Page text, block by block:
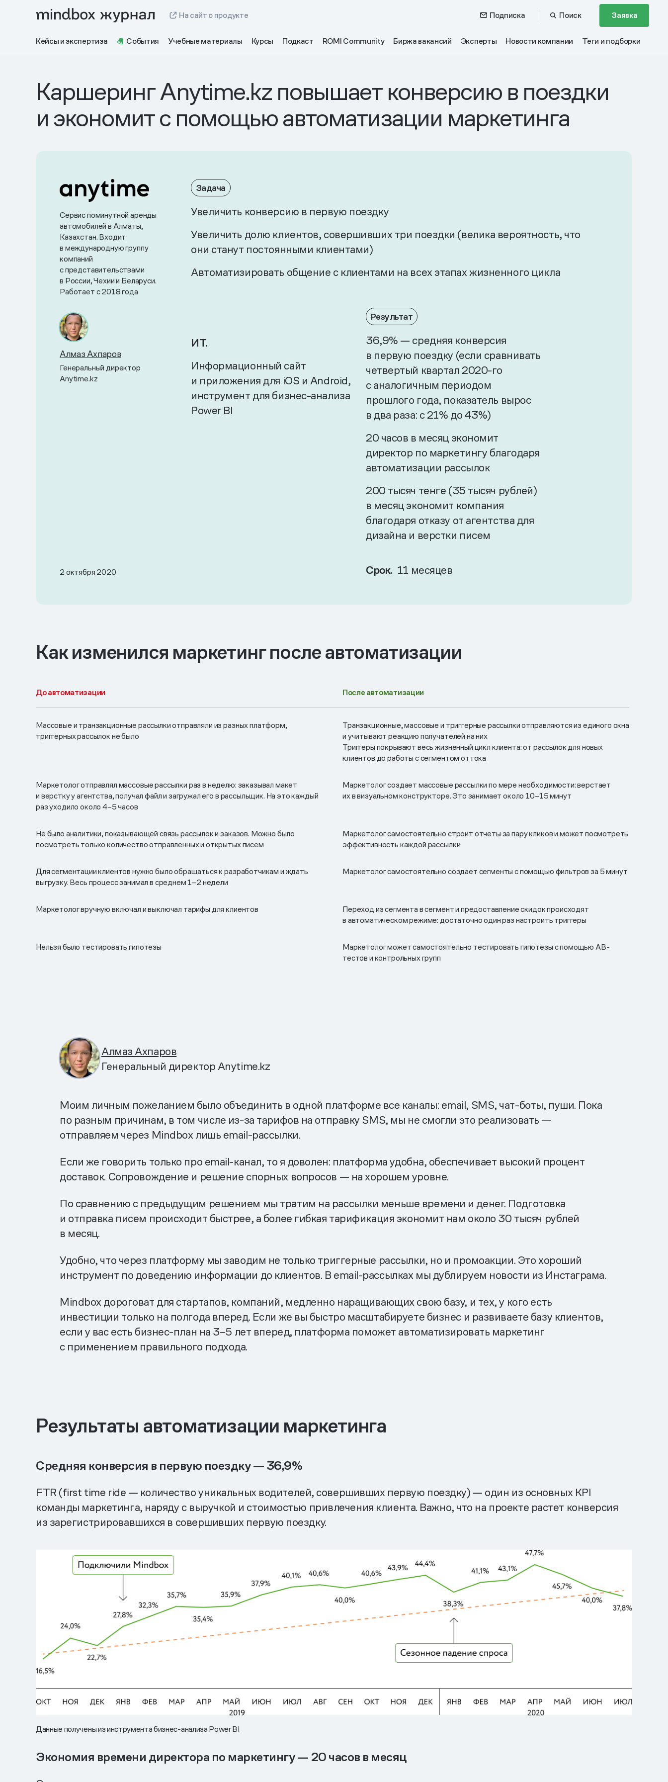
На сайт о продукте Подписка Поиск Заявка
Кейсы и экспертиза События Учебные материалы Курсы Подкаст ROMI Community Биржа вакансий Эксперты Новости компании Теги и подборки
Каршеринг Anytime.kz повышает конверсию в поездки
и экономит с помощью автоматизации маркетинга
Сервис поминутной аренды
автомобилей в Алматы,
Казахстан. Входит
в международную группу
компаний
с представительствами
в России, Чехии и Беларуси.
Работает с 2018 года
Алмаз Ахпаров
Генеральный директор
Anytime.kz
Задача
Увеличить конверсию в первую поездку
Увеличить долю клиентов, совершивших три поездки (велика вероятность, что
они станут постоянными клиентами)
Автоматизировать общение с клиентами на всех этапах жизненного цикла
ИТ.
Информационный сайт
и приложения для iOS и Android,
инструмент для бизнес-анализа
Power BI
Результат
36,9% — средняя конверсия
в первую поездку (если сравнивать
четвертый квартал 2020-го
с аналогичным периодом
прошлого года, показатель вырос
в два раза: с 21% до 43%)
20 часов в месяц экономит
директор по маркетингу благодаря
автоматизации рассылок
200 тысяч тенге (35 тысяч рублей)
в месяц экономит компания
благодаря отказу от агентства для
дизайна и верстки писем
Срок. 11 месяцев
2 октября 2020
Как изменился маркетинг после автоматизации
До автоматизации После автоматизации
Массовые и транзакционные рассылки отправляли из разных платформ,
триггерных рассылок не было
Транзакционные, массовые и триггерные рассылки отправляются из единого окна
и учитывают реакцию получателей на них
Триггеры покрывают весь жизненный цикл клиента: от рассылок для новых
клиентов до работы с сегментом оттока
Маркетолог отправлял массовые рассылки раз в неделю: заказывал макет
и верстку у агентства, получал файл и загружал его в рассыльщик. На это каждый
раз уходило около 4–5 часов
Маркетолог создает массовые рассылки по мере необходимости: верстает
их в визуальном конструкторе. Это занимает около 10–15 минут
Не было аналитики, показывающей связь рассылок и заказов. Можно было
посмотреть только количество отправленных и открытых писем
Маркетолог самостоятельно строит отчеты за пару кликов и может посмотреть
эффективность каждой рассылки
Для сегментации клиентов нужно было обращаться к разработчикам и ждать
выгрузку. Весь процесс занимал в среднем 1–2 недели
Маркетолог самостоятельно создает сегменты с помощью фильтров за 5 минут
Маркетолог вручную включал и выключал тарифы для клиентов
Переход из сегмента в сегмент и предоставление скидок происходят
в автоматическом режиме: достаточно один раз настроить триггеры
Нельзя было тестировать гипотезы
Маркетолог может самостоятельно тестировать гипотезы с помощью AB-
тестов и контрольных групп
Алмаз Ахпаров
Генеральный директор Anytime.kz
Моим личным пожеланием было объединить в одной платформе все каналы: email, SMS, чат-боты, пуши. Пока
по разным причинам, в том числе из-за тарифов на отправку SMS, мы не смогли это реализовать —
отправляем через Mindbox лишь email-рассылки.
Если же говорить только про email-канал, то я доволен: платформа удобна, обеспечивает высокий процент
доставок. Сопровождение и решение спорных вопросов — на хорошем уровне.
По сравнению с предыдущим решением мы тратим на рассылки меньше времени и денег. Подготовка
и отправка писем происходит быстрее, а более гибкая тарификация экономит нам около 30 тысяч рублей
в месяц.
Удобно, что через платформу мы заводим не только триггерные рассылки, но и промоакции. Это хороший
инструмент по доведению информации до клиентов. В email-рассылках мы дублируем новости из Инстаграма.
Mindbox дороговат для стартапов, компаний, медленно наращивающих свою базу, и тех, у кого есть
инвестиции только на полгода вперед. Если же вы быстро масштабируете бизнес и развиваете базу клиентов,
если у вас есть бизнес-план на 3–5 лет вперед, платформа поможет автоматизировать маркетинг
с применением правильного подхода.
Результаты автоматизации маркетинга
Средняя конверсия в первую поездку — 36,9%
FTR (first time ride — количество уникальных водителей, совершивших первую поездку) — один из основных KPI
команды маркетинга, наряду с выручкой и стоимостью привлечения клиента. Важно, что на проекте растет конверсия
из зарегистрировавшихся в совершивших первую поездку.
Данные получены из инструмента бизнес-анализа Power BI
Экономия времени директора по маркетингу — 20 часов в месяц